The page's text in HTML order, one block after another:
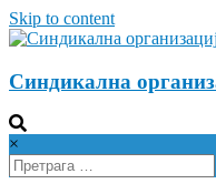
Skip to content
Синдикална
×